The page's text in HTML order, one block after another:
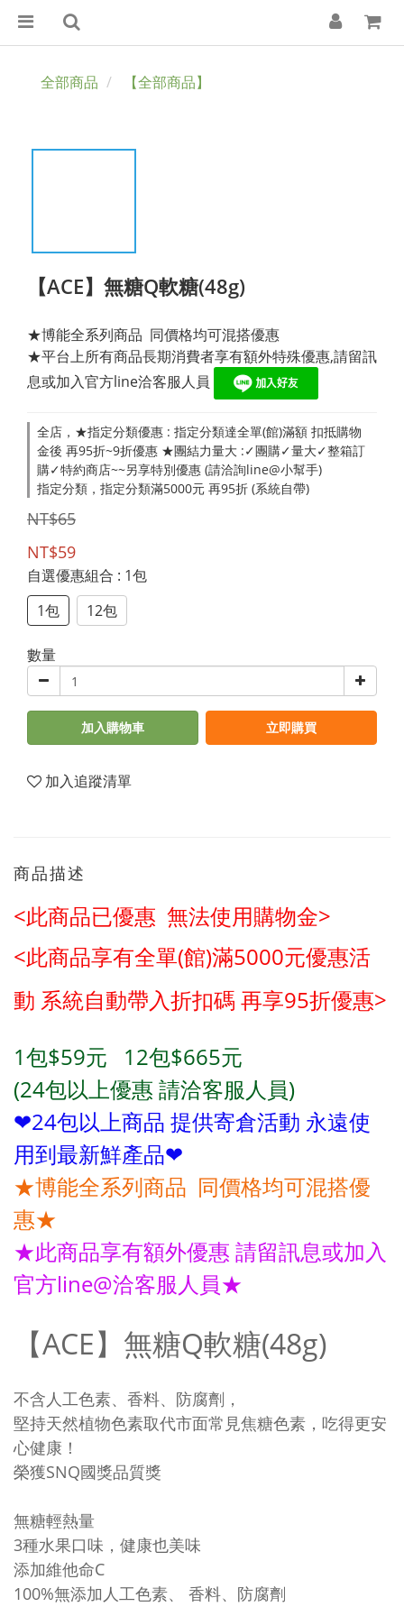
全部商品 【全部商品】
【ACE】無糖Q軟糖(48g)
★博能全系列商品  同價格均可混搭優惠
★平台上所有商品長期消費者享有額外特殊優惠,請留訊
息或加入官方line洽客服人員
全店，★指定分類優惠 : 指定分類達全單(館)滿額 扣抵購物
金後 再95折~9折優惠 ★團結力量大 :✓團購✓量大✓整箱訂
購✓特約商店~~另享特別優惠 (請洽詢line@小幫手)
指定分類，指定分類滿5000元 再95折 (系統自帶)
NT$65
NT$59
自選優惠組合 : 1包
1包
12包
數量
加入購物車 立即購買
加入追蹤清單
商品描述
<此商品已優惠 無法使用購物金>
<此商品享有全單(館)滿5000元優惠活
動 系統自動帶入折扣碼 再享95折優惠>
1包$59元 12包$665元
(24包以上優惠 請洽客服人員)
❤24包以上商品 提供寄倉活動 永遠使
用到最新鮮產品❤
★博能全系列商品 同價格均可混搭優
惠★
★此商品享有額外優惠 請留訊息或加入
官方line@洽客服人員★
【ACE】無糖Q軟糖(48g)
不含人工色素、香料、防腐劑，
堅持天然植物色素取代市面常見焦糖色素，吃得更安
心健康！
榮獲SNQ國獎品質獎
無糖輕熱量
3種水果口味，健康也美味
添加維他命C
100%無添加人工色素、 香料、防腐劑